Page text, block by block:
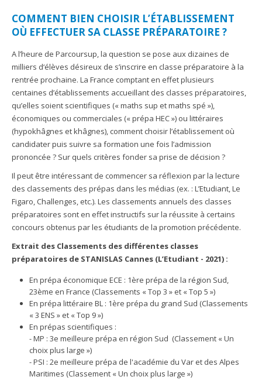
COMMENT BIEN CHOISIR L’ÉTABLISSEMENT
OÙ EFFECTUER SA CLASSE PRÉPARATOIRE ?
A l’heure de Parcoursup, la question se pose aux dizaines de
milliers d‘élèves désireux de s’inscrire en classe préparatoire à la
rentrée prochaine. La France comptant en effet plusieurs
centaines d’établissements accueillant des classes préparatoires,
qu’elles soient scientifiques (« maths sup et maths spé »),
économiques ou commerciales (« prépa HEC ») ou littéraires
(hypokhâgnes et khâgnes), comment choisir l’établissement où
candidater puis suivre sa formation une fois l’admission
prononcée ? Sur quels critères fonder sa prise de décision ?
Il peut être intéressant de commencer sa réflexion par la lecture
des classements des prépas dans les médias (ex. : L’Etudiant, Le
Figaro, Challenges, etc.). Les classements annuels des classes
préparatoires sont en effet instructifs sur la réussite à certains
concours obtenus par les étudiants de la promotion précédente.
Extrait des Classements des différentes classes
préparatoires de STANISLAS Cannes (L’Etudiant - 2021) :
En prépa économique ECE : 1ère prépa de la région Sud,
23ème en France (Classements « Top 3 » et « Top 5 »)
En prépa littéraire BL : 1ère prépa du grand Sud (Classements
« 3 ENS » et « Top 9 »)
En prépas scientifiques :
- MP : 3e meilleure prépa en région Sud (Classement « Un
choix plus large »)
- PSI : 2e meilleure prépa de l'académie du Var et des Alpes
Maritimes (Classement « Un choix plus large »)